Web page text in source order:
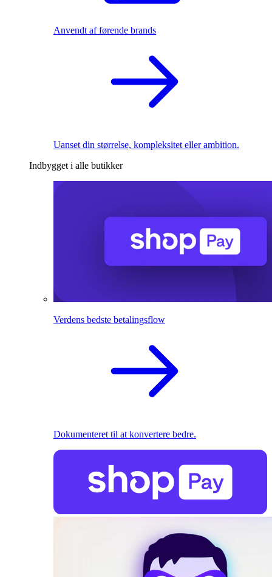
Anvendt af førende brands
Uanset din størrelse, kompleksitet eller ambition.
Indbygget i alle butikker
Verdens bedste betalingsflow
Dokumenteret til at konvertere bedre.